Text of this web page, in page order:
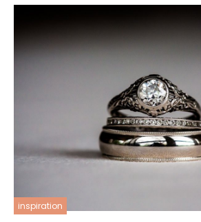
inspiration